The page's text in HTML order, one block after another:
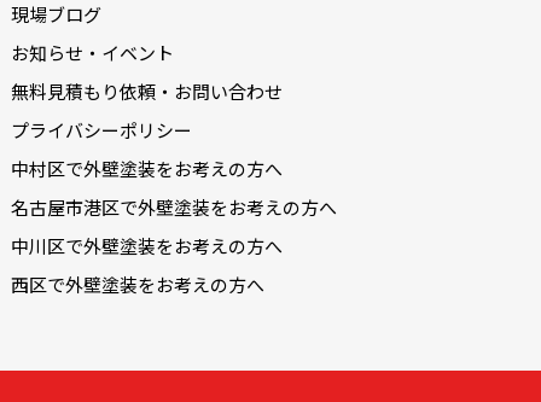
現場ブログ
お知らせ・イベント
無料見積もり依頼・お問い合わせ
プライバシーポリシー
中村区で外壁塗装をお考えの方へ
名古屋市港区で外壁塗装をお考えの方へ
中川区で外壁塗装をお考えの方へ
西区で外壁塗装をお考えの方へ